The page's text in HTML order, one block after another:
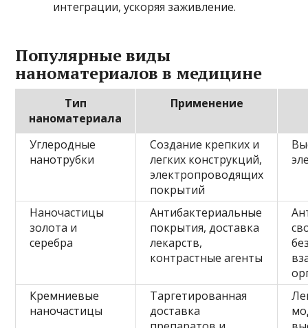
интеграции, ускоряя заживление.
Популярные виды
наноматериалов в медицине
Тип
наноматериала
Применение
Углеродные
нанотрубки
Создание крепких и
легких конструкций,
электропроводящих
покрытий
Наночастицы
золота и
серебра
Антибактериальные
покрытия, доставка
лекарств,
контрастные агенты
Кремниевые
наночастицы
Таргетированная
доставка